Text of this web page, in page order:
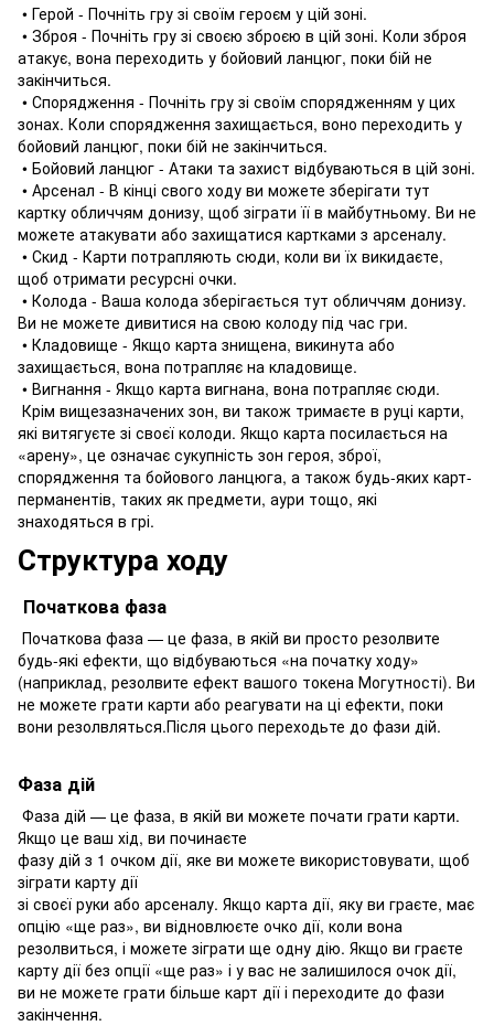
• Герой - Почніть гру зі своїм героєм у цій зоні.
• Зброя - Почніть гру зі своєю зброєю в цій зоні. Коли зброя
атакує, вона переходить у бойовий ланцюг, поки бій не
закінчиться.
• Спорядження - Почніть гру зі своїм спорядженням у цих
зонах. Коли спорядження захищається, воно переходить у
бойовий ланцюг, поки бій не закінчиться.
• Бойовий ланцюг - Атаки та захист відбуваються в цій зоні.
• Арсенал - В кінці свого ходу ви можете зберігати тут
картку обличчям донизу, щоб зіграти її в майбутньому. Ви не
можете атакувати або захищатися картками з арсеналу.
• Скид - Карти потрапляють сюди, коли ви їх викидаєте,
щоб отримати ресурсні очки.
• Колода - Ваша колода зберігається тут обличчям донизу.
Ви не можете дивитися на свою колоду під час гри.
• Кладовище - Якщо карта знищена, викинута або
захищається, вона потрапляє на кладовище.
• Вигнання - Якщо карта вигнана, вона потрапляє сюди.
Крім вищезазначених зон, ви також тримаєте в руці карти,
які витягуєте зі своєї колоди. Якщо карта посилається на
«арену», це означає сукупність зон героя, зброї,
спорядження та бойового ланцюга, а також будь-яких карт-
перманентів, таких як предмети, аури тощо, які
знаходяться в грі.
Структура ходу
Початкова фаза
Початкова фаза — це фаза, в якій ви просто резолвите
будь-які ефекти, що відбуваються «на початку ходу»
(наприклад, резолвите ефект вашого токена Могутності). Ви
не можете грати карти або реагувати на ці ефекти, поки
вони резолвляться.Після цього переходьте до фази дій.
Фаза дій
Фаза дій — це фаза, в якій ви можете почати грати карти.
Якщо це ваш хід, ви починаєте
фазу дій з 1 очком дії, яке ви можете використовувати, щоб
зіграти карту дії
зі своєї руки або арсеналу. Якщо карта дії, яку ви граєте, має
опцію «ще раз», ви відновлюєте очко дії, коли вона
резолвиться, і можете зіграти ще одну дію. Якщо ви граєте
карту дії без опції «ще раз» і у вас не залишилося очок дії,
ви не можете грати більше карт дії і переходите до фази
закінчення.